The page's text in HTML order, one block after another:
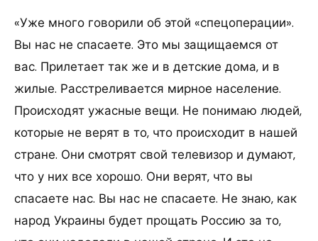
«Уже много говорили об этой «спецоперации».
Вы нас не спасаете. Это мы защищаемся от
вас. Прилетает так же и в детские дома, и в
жилые. Расстреливается мирное население.
Происходят ужасные вещи. Не понимаю людей,
которые не верят в то, что происходит в нашей
стране. Они смотрят свой телевизор и думают,
что у них все хорошо. Они верят, что вы
спасаете нас. Вы нас не спасаете. Не знаю, как
народ Украины будет прощать Россию за то,